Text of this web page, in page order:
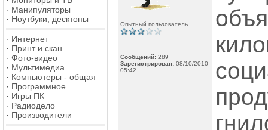
· Манипуляторы
· Ноутбуки, десктопы
· Интернет
· Принт и скан
· Фото-видео
· Мультимедиа
· Компьютеры - общая
· Программное
· Игры ПК
· Радиодело
· Производители
Опытный пользователь
Сообщений: 289
Зарегистрирован: 08/10/2010
05:42